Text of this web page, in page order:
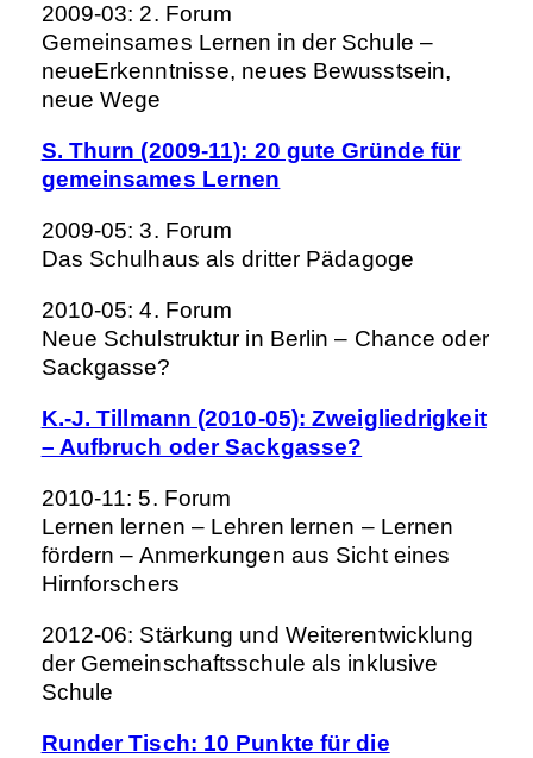
2009-03: 2. Forum
Gemeinsames Lernen in der Schule –
neueErkenntnisse, neues Bewusstsein,
neue Wege
S. Thurn (2009-11): 20 gute Gründe für
gemeinsames Lernen
2009-05: 3. Forum
Das Schulhaus als dritter Pädagoge
2010-05: 4. Forum
Neue Schulstruktur in Berlin – Chance oder
Sackgasse?
K.-J. Tillmann (2010-05): Zweigliedrigkeit
– Aufbruch oder Sackgasse?
2010-11: 5. Forum
Lernen lernen – Lehren lernen – Lernen
fördern – Anmerkungen aus Sicht eines
Hirnforschers
2012-06: Stärkung und Weiterentwicklung
der Gemeinschaftsschule als inklusive
Schule
Runder Tisch: 10 Punkte für die